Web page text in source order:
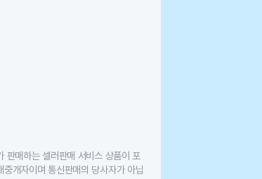
판매하는 셀러판매 서비스 상품이 포
개자이며 통신판매의 당사자가 아닙